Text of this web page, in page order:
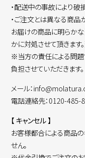
・配送中の事故により破
・ご注文とは異なる商
お届けの商品に明らか
かに対処させて頂きます
※当方の責任による問
負担させていただきます。
メール：
電話連絡先：0120-485-
【 キャンセル 】
お客様都合による商品の
せん。